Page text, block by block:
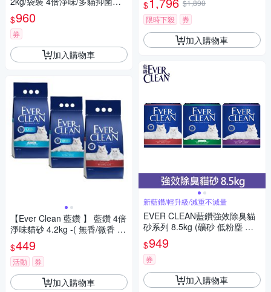
砂
$960
券
加入購物車
【Ever Clean 藍鑽 】 藍鑽 4倍
淨味貓砂 4.2kg -( 無香/微香 /
長效淨味21天)
$449
活動 券
加入購物車
$
$1,890
限時下殺
券
加入購物車
新藍鑽/輕升級/減重不減量
EVER CLEAN藍鑽強效除臭貓
砂系列 8.5kg (礦砂 低粉塵 除
臭 抑味 凝結)
$949
券
加入購物車